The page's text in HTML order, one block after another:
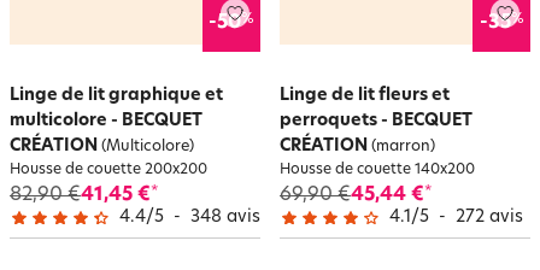
-50%
Linge de lit graphique et
multicolore - BECQUET
CRÉATION (Multicolore)
Housse de couette 200x200
82,90 €41,45 €*
4.4/5 - 348 avis
-35%
Linge de lit fleurs et
perroquets - BECQUET
CRÉATION (marron)
Housse de couette 140x200
69,90 €45,44 €*
4.1 /5 - 272 avis